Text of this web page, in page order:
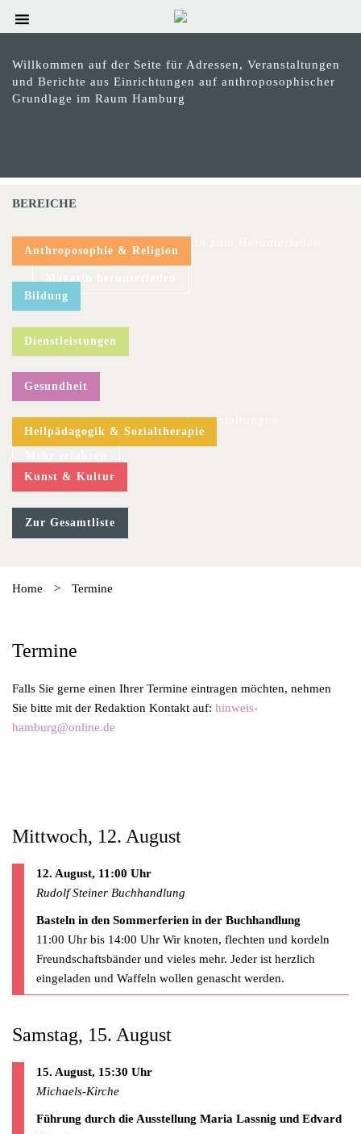
Willkommen auf der Seite für Adressen, Veranstaltungen
und Berichte aus Einrichtungen auf anthroposophischer
Grundlage im Raum Hamburg
Hier geht es zu den aktuellen Veranstaltungen
BEREICHE
Anthroposophie & Religion
Bildung
Dienstleistungen
Gesundheit
Heilpädagogik & Sozialtherapie
Kunst & Kultur
Zur Gesamtliste
Home > Termine
Termine
Falls Sie gerne einen Ihrer Termine eintragen möchten, nehmen
Sie bitte mit der Redaktion Kontakt auf: hinweis-
hamburg@online.de
Mittwoch, 12. August
12. August, 11:00 Uhr
Rudolf Steiner Buchhandlung
Basteln in den Sommerferien in der Buchhandlung
11:00 Uhr bis 14:00 Uhr Wir knoten, flechten und kordeln
Freundschaftsbänder und vieles mehr. Jeder ist herzlich
eingeladen und Waffeln wollen genascht werden.
Samstag, 15. August
15. August, 15:30 Uhr
Michaels-Kirche
Führung durch die Ausstellung Maria Lassnig und Edvard